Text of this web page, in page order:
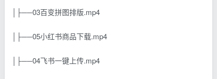
│├──03百变拼图排版.mp4
│├──05小红书商品下载.mp4
│├──04飞书一键上传.mp4